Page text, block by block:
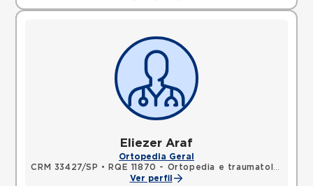
Eliezer Araf
Ortopedia Geral
CRM 33427/SP •
RQE 11870 - Ortopedia e traumatologia
Ver perfil